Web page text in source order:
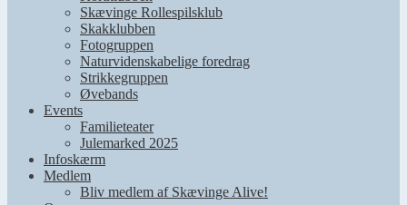
Skævinge Rollespilsklub
Skakklubben
Fotogruppen
Naturvidenskabelige foredrag
Strikkegruppen
Øvebands
Events
Familieteater
Julemarked 2025
Infoskærm
Medlem
Bliv medlem af Skævinge Alive!